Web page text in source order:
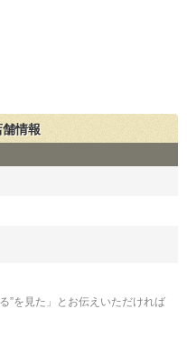
情報
”を見た」とお伝えいただければ